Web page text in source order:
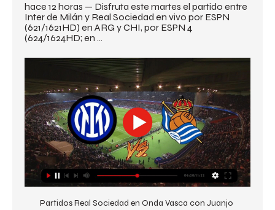
hace 12 horas — Disfruta este martes el partido entre
Inter de Milán y Real Sociedad en vivo por ESPN
(621/1621HD) en ARG y CHI, por ESPN 4
(624/1624HD; en ...
Partidos Real Sociedad en Onda Vasca con Juanjo